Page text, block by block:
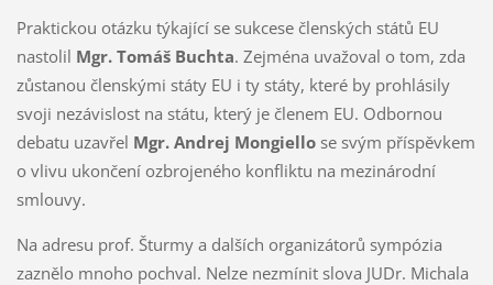
Praktickou otázku týkající se sukcese členských států EU
nastolil Mgr. Tomáš Buchta. Zejména uvažoval o tom, zda
zůstanou členskými státy EU i ty státy, které by prohlásily
svoji nezávislost na státu, který je členem EU. Odbornou
debatu uzavřel Mgr. Andrej Mongiellose svým příspěvkem
o vlivu ukončení ozbrojeného konfliktu na mezinárodní
smlouvy.
Na adresu prof. Šturmy a dalších organizátorů sympózia
zaznělo mnoho pochval. Nelze nezmínit slova JUDr. Michala